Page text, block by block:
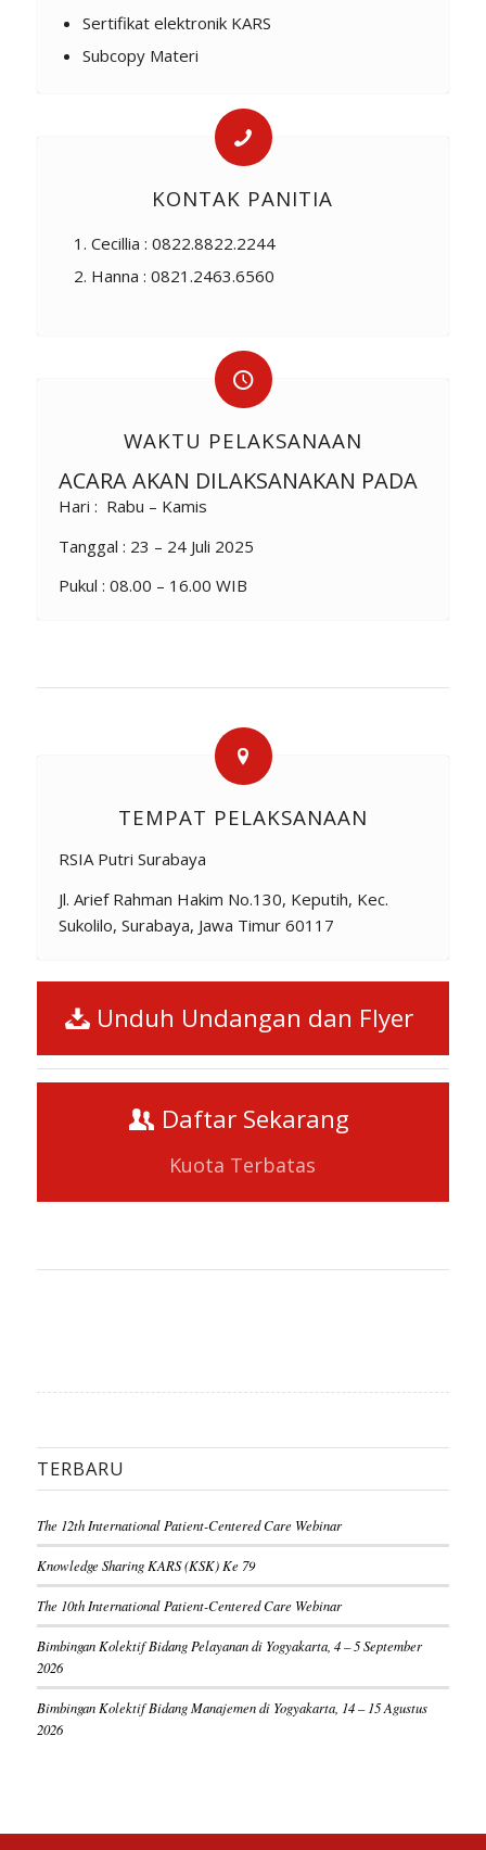
Sertifikat elektronik KARS
Subcopy Materi
KONTAK PANITIA
Cecillia : 0822.8822.2244
Hanna : 0821.2463.6560
WAKTU PELAKSANAAN
ACARA AKAN DILAKSANAKAN PADA
Hari : Rabu – Kamis
Tanggal : 23 – 24 Juli 2025
Pukul : 08.00 – 16.00 WIB
TEMPAT PELAKSANAAN
RSIA Putri Surabaya
Jl. Arief Rahman Hakim No.130, Keputih, Kec.
Sukolilo, Surabaya, Jawa Timur 60117
Unduh Undangan dan Flyer
Daftar Sekarang
Kuota Terbatas
TERBARU
The 12th International Patient-Centered Care Webinar
Knowledge Sharing KARS (KSK) Ke 79
The 10th International Patient-Centered Care Webinar
Bimbingan Kolektif Bidang Pelayanan di Yogyakarta, 4 – 5 September
2026
Bimbingan Kolektif Bidang Manajemen di Yogyakarta, 14 – 15 Agustus
2026